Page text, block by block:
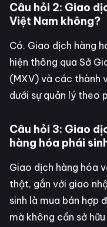
Câu hỏi 2: Giao
Việt Nam không?
Có. Giao dịch hàng
hiện thông qua Sở
(MXV) và các thành
dưới sự quản lý theo
Câu hỏi 3: Giao
hàng hóa phái
Giao dịch hàng hóa
thật, gắn với giao
sinh là mua bán hợp
mà không cần sở